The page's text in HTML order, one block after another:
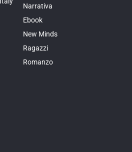
Narrativa
Ebook
New Minds
Ragazzi
Romanzo